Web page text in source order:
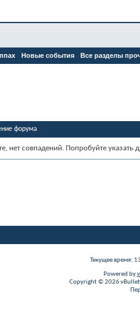
Новые события Все разделы
форума
нет совпадений. Попробуйте указать
Текущее время:
Powered by
Copyright © 2026